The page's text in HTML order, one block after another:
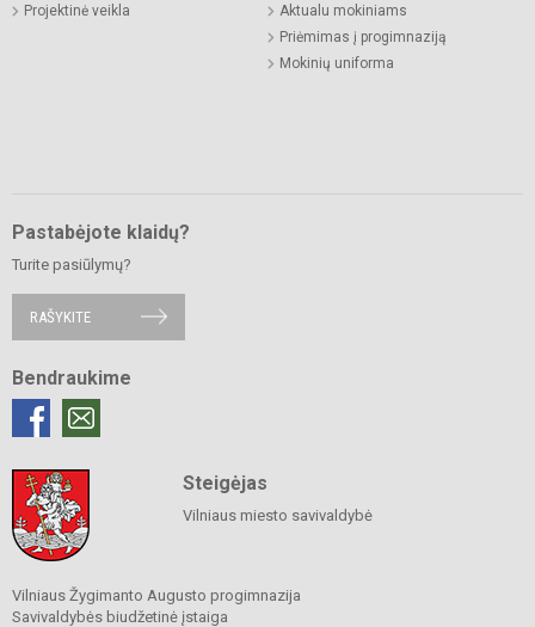
Projektinė veikla
Aktualu mokiniams
Priėmimas į progimnaziją
Mokinių uniforma
Pastabėjote klaidų?
Turite pasiūlymų?
RAŠYKITE
Bendraukime
Steigėjas
Vilniaus miesto savivaldybė
Vilniaus Žygimanto Augusto progimnazija
Savivaldybės biudžetinė įstaiga